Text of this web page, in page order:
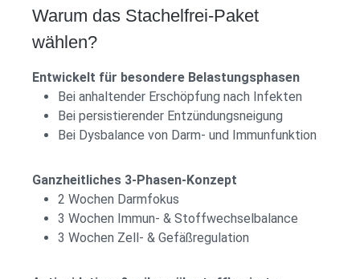
Warum das Stachelfrei-Paket
wählen?
Entwickelt für besondere Belastungsphasen
Bei anhaltender Erschöpfung nach Infekten
Bei persistierender Entzündungsneigung
Bei Dysbalance von Darm- und Immunfunktion
Ganzheitliches 3-Phasen-Konzept
2 Wochen Darmfokus
3 Wochen Immun- & Stoffwechselbalance
3 Wochen Zell- & Gefäßregulation